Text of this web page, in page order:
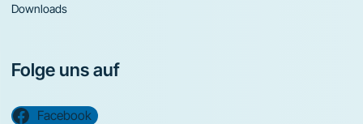
Downloads
Folge uns auf
Facebook